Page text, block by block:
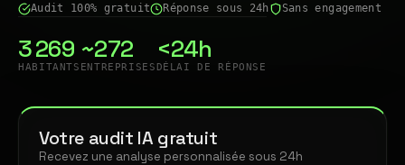
Audit 100% gratuit Réponse sous 24h Sans engagement
3 269
HABITANTS
~272
ENTREPRISES
<24h
DÉLAI DE RÉPONSE
Votre audit IA gratuit
Recevez une analyse personnalisée sous 24h